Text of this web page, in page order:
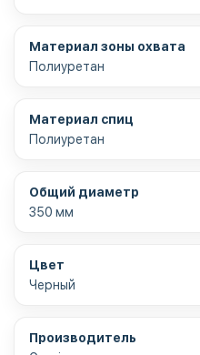
Материал зоны охвата
Полиуретан
Материал спиц
Полиуретан
Общий диаметр
350 мм
Цвет
Черный
Производитель